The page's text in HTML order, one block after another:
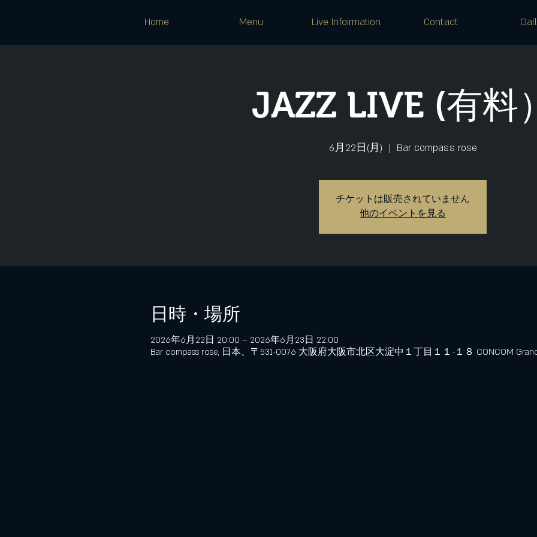
Home Menu Live Infoirmation Contact
JAZZ LIVE (有料）
6月22日(月)
  |
Bar compass rose
チケットは販売されていません
他のイベントを見る
日時・場所
2026年6月22日 20:00 – 2026年6月23日 22:00
Bar compass rose, 日本、〒531-0076 大阪府大阪市北区大淀中１丁目１１−１８ CONCOM